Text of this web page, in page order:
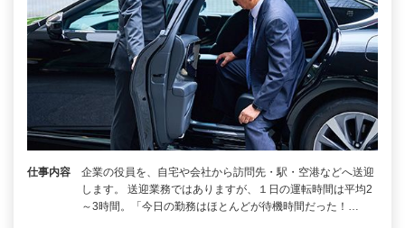
仕事内容
企業の役員を、自宅や会社から訪問先・駅・空港などへ送迎
します。 送迎業務ではありますが、１日の運転時間は平均2
～3時間。「今日の勤務はほとんどが待機時間だった！…